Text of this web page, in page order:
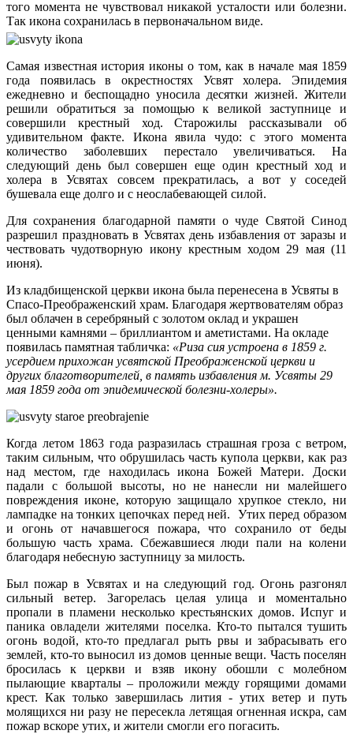
того момента не чувствовал никакой усталости или болезни.
Так икона сохранилась в первоначальном виде.
Самая известная история иконы о том, как в начале мая 1859
года появилась в окрестностях Усвят холера. Эпидемия
ежедневно и беспощадно уносила десятки жизней. Жители
решили обратиться за помощью к великой заступнице и
совершили крестный ход. Старожилы рассказывали об
удивительном факте. Икона явила чудо: с этого момента
количество заболевших перестало увеличиваться. На
следующий день был совершен еще один крестный ход и
холера в Усвятах совсем прекратилась, а вот у соседей
бушевала еще долго и с неослабевающей силой.
Для сохранения благодарной памяти о чуде Святой Синод
разрешил праздновать в Усвятах день избавления от заразы и
чествовать чудотворную икону крестным ходом 29 мая (11
июня).
Из кладбищенской церкви икона была перенесена в Усвяты в
Спасо-Преображенский храм. Благодаря жертвователям образ
был облачен в серебряный с золотом оклад и украшен
ценными камнями – бриллиантом и аметистами. На окладе
появилась памятная табличка: «Риза сия устроена в 1859 г.
усердием прихожан усвятской Преображенской церкви и
других благотворителей, в память избавления м. Усвяты 29
мая 1859 года от эпидемической болезни-холеры».
Когда летом 1863 года разразилась страшная гроза с ветром,
таким сильным, что обрушилась часть купола церкви, как раз
над местом, где находилась икона Божей Матери. Доски
падали с большой высоты, но не нанесли ни малейшего
повреждения иконе, которую защищало хрупкое стекло, ни
лампадке на тонких цепочках перед ней. Утих перед образом
и огонь от начавшегося пожара, что сохранило от беды
большую часть храма. Сбежавшиеся люди пали на колени
благодаря небесную заступницу за милость.
Был пожар в Усвятах и на следующий год. Огонь разгонял
сильный ветер. Загорелась целая улица и моментально
пропали в пламени несколько крестьянских домов. Испуг и
паника овладели жителями поселка. Кто-то пытался тушить
огонь водой, кто-то предлагал рыть рвы и забрасывать его
землей, кто-то выносил из домов ценные вещи. Часть поселян
бросилась к церкви и взяв икону обошли с молебном
пылающие кварталы – проложили между горящими домами
крест. Как только завершилась лития - утих ветер и путь
молящихся ни разу не пересекла летящая огненная искра, сам
пожар вскоре утих, и жители смогли его погасить.